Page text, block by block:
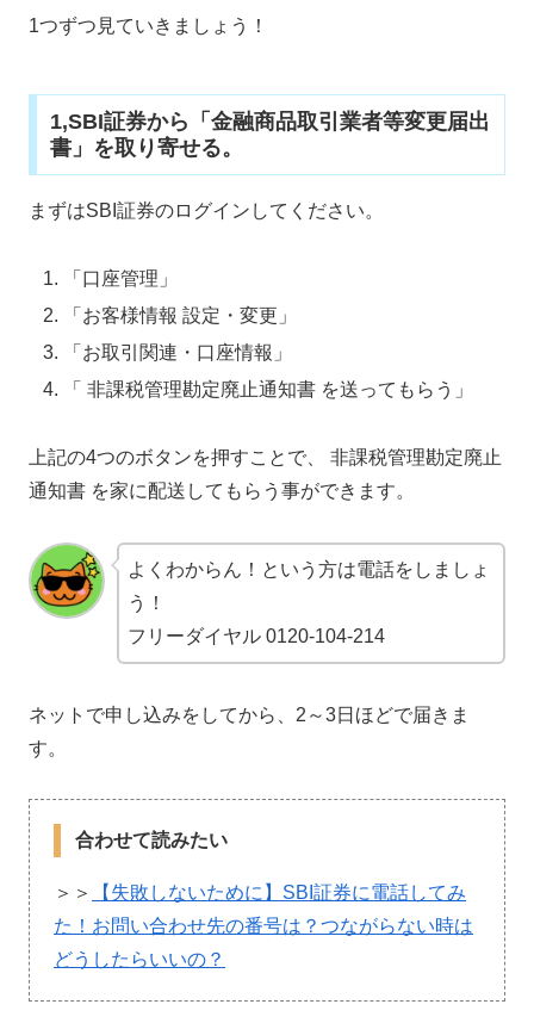
1つずつ見ていきましょう！
1,SBI証券から「金融商品取引業者等変更届出
書」を取り寄せる。
まずはSBI証券のログインしてください。
「口座管理」
「お客様情報 設定・変更」
「お取引関連・口座情報」
「 非課税管理勘定廃止通知書 を送ってもらう」
上記の4つのボタンを押すことで、 非課税管理勘定廃止
通知書 を家に配送してもらう事ができます。
よくわからん！という方は電話をしましょ
う！
フリーダイヤル 0120-104-214
ネットで申し込みをしてから、2～3日ほどで届きま
す。
合わせて読みたい
＞＞
【失敗しないために】SBI証券に電話してみ
た！お問い合わせ先の番号は？つながらない時は
どうしたらいいの？